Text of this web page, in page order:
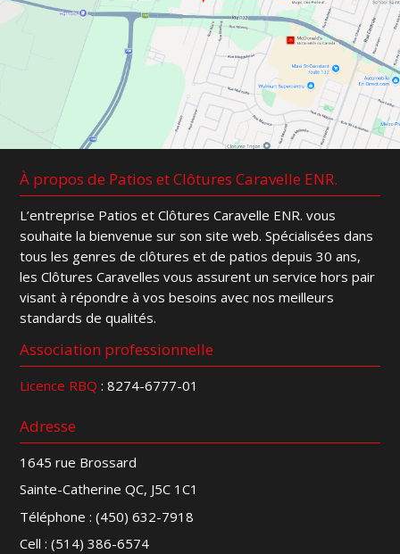
À propos de Patios et Clôtures Caravelle ENR.
L’entreprise Patios et Clôtures Caravelle ENR. vous
souhaite la bienvenue sur son site web. Spécialisées dans
tous les genres de clôtures et de patios depuis 30 ans,
les Clôtures Caravelles vous assurent un service hors pair
visant à répondre à vos besoins avec nos meilleurs
standards de qualités.
Association professionnelle
Licence RBQ : 8274-6777-01
Adresse
1645 rue Brossard
Sainte-Catherine QC, J5C 1C1
Téléphone :(450) 632-7918
Cell :(514) 386-6574